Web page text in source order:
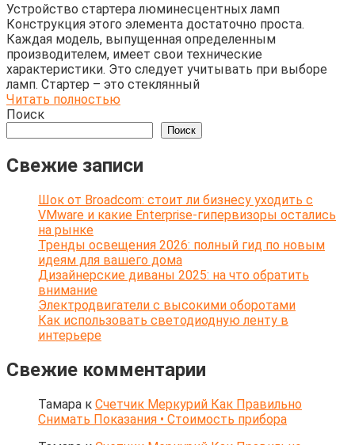
Устройство стартера люминесцентных ламп
Конструкция этого элемента достаточно проста.
Каждая модель, выпущенная определенным
производителем, имеет свои технические
характеристики. Это следует учитывать при выборе
ламп. Стартер – это стеклянный
Читать полностью
Поиск
Поиск
Свежие записи
Шок от Broadcom: стоит ли бизнесу уходить с
VMware и какие Enterprise-гипервизоры остались
на рынке
Тренды освещения 2026: полный гид по новым
идеям для вашего дома
Дизайнерские диваны 2025: на что обратить
внимание
Электродвигатели с высокими оборотами
Как использовать светодиодную ленту в
интерьере
Свежие комментарии
Тамара к Счетчик Меркурий Как Правильно
Снимать Показания • Стоимость прибора